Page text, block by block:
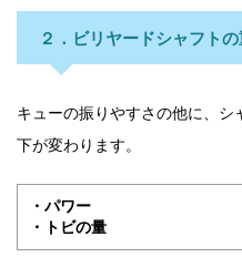
２．ビリヤードシャフト
キューの振りやすさの他に、シ
下が変わります。
・パワー
・トビの量